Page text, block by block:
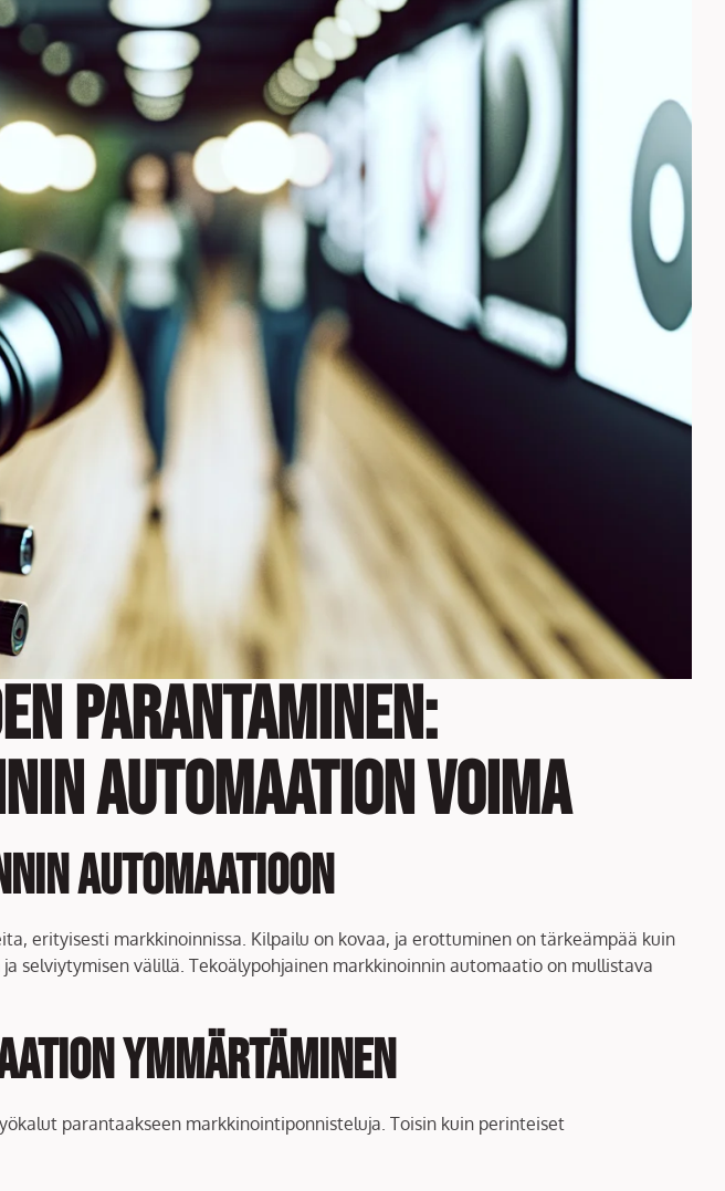
parantaminen:
automaation voima
automaatioon
erityisesti markkinoinnissa. Kilpailu on kovaa, ja erottuminen on tärkeämpää kuin
selviytymisen välillä. Tekoälypohjainen markkinoinnin automaatio on mullistava
ymmärtäminen
parantaakseen markkinointiponnisteluja. Toisin kuin perinteiset